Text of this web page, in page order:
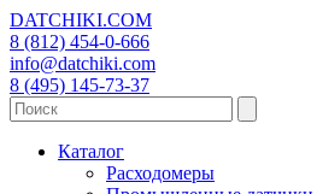
DATCHIKI.COM
8 (812) 454-0-666
info@datchiki.com
8 (495) 145-73-37
Каталог
Расходомеры